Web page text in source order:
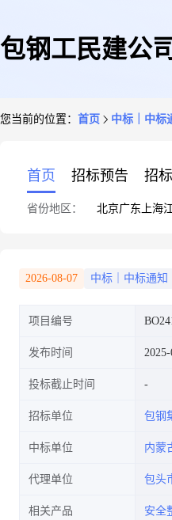
包钢工民建公
您当前的位置： 首页 中标｜中标
首页 招标预告 招
省份地区： 北京广东 上海
2026-08-07 中标｜中标通知
项目编号
发布时间
投标截止时间
招标单位 包钢
中标单位 内蒙
代理单位 包头
相关产品 安全